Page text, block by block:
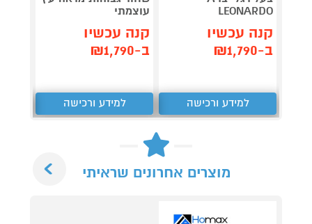
LEONARDO
קנה עכשיו
ב-₪1,790
למידע ורכישה
עוצמתי
קנה עכשיו
ב-₪1,790
למידע ורכישה
מוצרים אחרונים שראיתי